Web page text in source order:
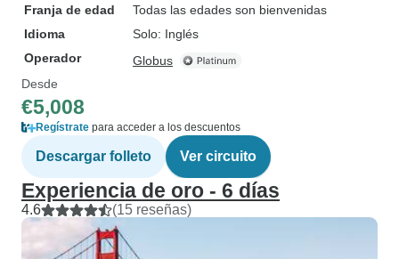
Franja de edad
Todas las edades son bienvenidas
Idioma
Solo: Inglés
Operador
Globus
Desde
€5,008
Regístrate para acceder a los descuentos
Descargar folleto Ver circuito
Experiencia de oro - 6 días
4.6 (15 reseñas)